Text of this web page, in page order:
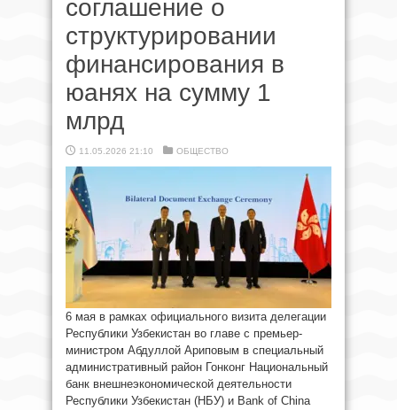
соглашение о
структурировании
финансирования в
юанях на сумму 1
млрд
11.05.2026 21:10 ОБЩЕСТВО
6 мая в рамках официального визита делегации
Республики Узбекистан во главе с премьер-
министром Абдуллой Ариповым в специальный
административный район Гонконг Национальный
банк внешнеэкономической деятельности
Республики Узбекистан (НБУ) и Bank of China